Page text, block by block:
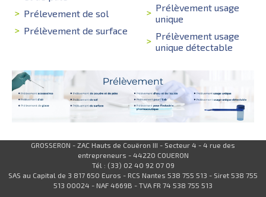
Prélevement de sol
Prélèvement de surface
Prélèvement usage
unique
Prélèvement usage
unique détectable
GROSSERON - ZAC Hauts de Couëron III - Secteur 4 - 4 rue des
entrepreneurs - 44220 COUERON
Tél : (33) 02 40 92 07 09
SAS au Capital de 3 817 650 Euros - RCS Nantes 538 755 513 - Siret 538 755
513 00024 - NAF 4669B - TVA FR 74 538 755 513